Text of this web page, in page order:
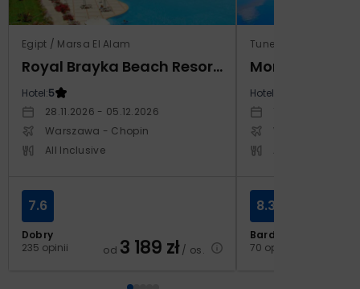
Egipt / Marsa El Alam
Royal Brayka Beach Resort (ex Zee Brayka)
Hotel:5
28.11.2026 - 05.12.2026
Warszawa - Chopin
All Inclusive
Dobry
235 opinii
7.6
od 3 189 zł/ os.
Tunezja / Al-
Monarque El
Hotel:
Warszawa -
Bardzo dobry
70 opinii
8.3